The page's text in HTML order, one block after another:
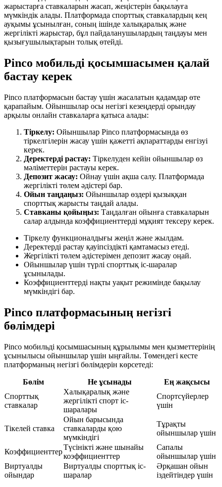
жарыстарға ставкаларын жасап, жеңістерін бақылауға
мүмкіндік алады. Платформада спорттық ставкалардың кең
ауқымы ұсынылған, соның ішінде халықаралық және
жергілікті жарыстар, бұл пайдаланушылардың таңдауы мен
қызығушылықтарын толық өтейді.
Pinco мобильді қосымшасымен қалай
бастау керек
Pinco платформасын бастау үшін жасалатын қадамдар өте
қарапайым. Ойыншылар осы негізгі кезеңдерді орындау
арқылы онлайн ставкаларға қатыса алады:
Тіркелу: Ойыншылар Pinco платформасында өз
тіркелгілерін жасау үшін қажетті ақпараттарды енгізуі
керек.
Деректерді растау: Тіркелуден кейін ойыншылар өз
мәліметтерін растауы керек.
Депозит жасау: Ойнау үшін ақша салу. Платформада
жергілікті төлем әдістері бар.
Ойын таңдаңыз: Ойыншылар өздері қызыққан
спорттық жарысты таңдай алады.
Ставканы қойыңыз: Таңдалған ойынға ставкаларын
салар алдында коэффициенттерді мұқият тексеру керек.
Тіркелу функционалдығы жеңіл және жылдам.
Деректерді растау қауіпсіздікті қамтамасыз етеді.
Жергілікті төлем әдістерімен депозит жасау оңай.
Ойыншылар үшін түрлі спорттық іс-шаралар
ұсынылады.
Коэффициенттерді нақты уақыт режимінде бақылау
мүмкіндігі бар.
Pinco платформасының негізгі
бөлімдері
Pinco мобильді қосымшасының құрылымы мен қызметтерінің
ұсынылысы ойыншылар үшін ыңғайлы. Төмендегі кесте
платформаның негізгі бөлімдерін көрсетеді:
Бөлім Не ұсынады
Ең жақсысы
Спорттық
ставкалар
Халықаралық және
жергілікті спорт іс-
шаралары
Спортсүйерлер
үшін
Тікелей ставка
Ойын барысында
ставкаларды қою
мүмкіндігі
Тұрақты
ойыншылар үшін
Коэффициенттер
Түсінікті және шынайы
коэффициенттер
Сапалы
ойыншылар үшін
Виртуалды
ойындар
Виртуалды спорттық іс-
шаралар
Әрқашан ойын
іздейтіндер үшін